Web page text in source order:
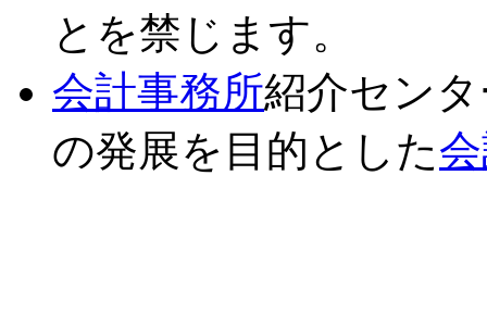
とを禁じます。
会計事務所紹介セン
の発展を目的とした